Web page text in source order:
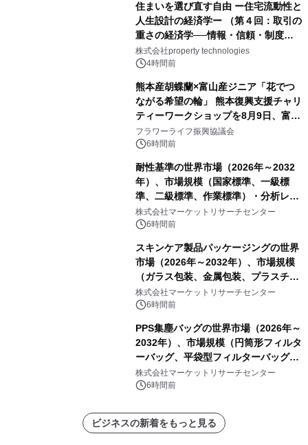
住まいを選び直す自由 ー住宅流動性と
人生設計の経済学ー （第４回：取引の
重さの経済学──情報・信頼・制度を
PropTechはどう組み替えるか）｜
PropTech-Lab
株式会社property technologies
4時間前
熊本産胡蝶蘭×富山産ジニア「花でつ
ながる希望の輪」 熊本復興支援チャリ
ティーワークショップを8月9日、富
山・射水で開催
フラワーライフ振興協議会
6時間前
耐性基準の世界市場（2026年～2032
年）、市場規模（国家標準、一級標
準、二級標準、作業標準）・分析レポ
ートを発表
株式会社マーケットリサーチセンター
6時間前
スキンケア製品パッケージングの世界
市場（2026年～2032年）、市場規模
（ガラス包装、金属包装、プラスチッ
ク包装、その他）・分析レポートを発
表
株式会社マーケットリサーチセンター
6時間前
PPS集塵バッグの世界市場（2026年～
2032年）、市場規模（円筒形フィルタ
ーバッグ、平袋型フィルターバッグ、
プリーツフィルターバッグ、その
他）・分析レポートを発表
株式会社マーケットリサーチセンター
6時間前
ビジネスの新着をもっと見る